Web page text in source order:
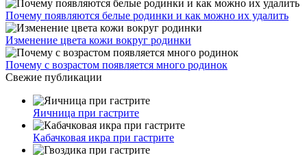
Почему появляются белые родинки и как можно их удалить
Изменение цвета кожи вокруг родинки
Почему с возрастом появляется много родинок
Свежие публикации
Яичница при гастрите
Кабачковая икра при гастрите